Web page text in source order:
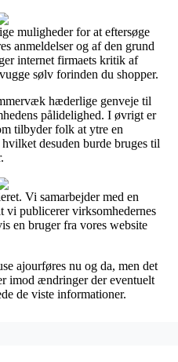
muligheder for at eftersøge
anmeldelser og af den grund
internet firmaets kritik af
sølv forinden du shopper.
hæderlige genveje til
pålidelighed. I øvrigt er
tilbyder folk at ytre en
desuden burde bruges til
Vi samarbejder med en
vi publicerer virksomhedernes
en bruger fra vores website
ajourføres nu og da, men det
imod ændringer der eventuelt
de viste informationer.